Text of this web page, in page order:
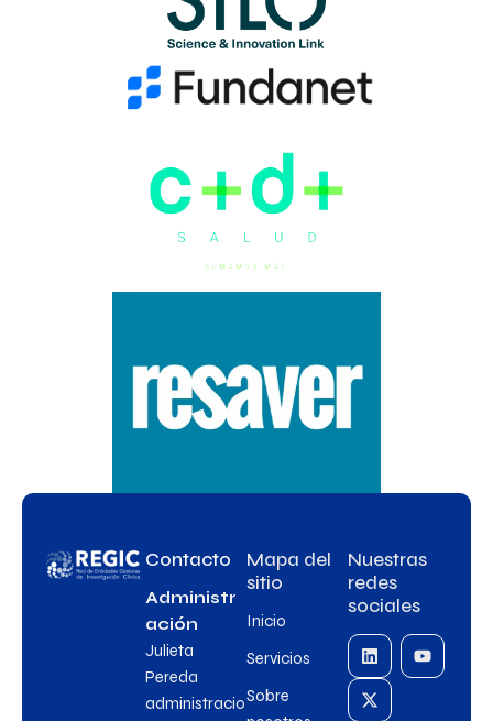
Contacto
Administr
ación
Julieta
Pereda
administracio
Mapa del
sitio
Inicio
Servicios
Sobre
Nuestras
redes
sociales